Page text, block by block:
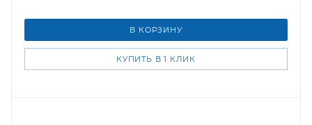
В КОРЗИНУ
КУПИТЬ В 1 КЛИК